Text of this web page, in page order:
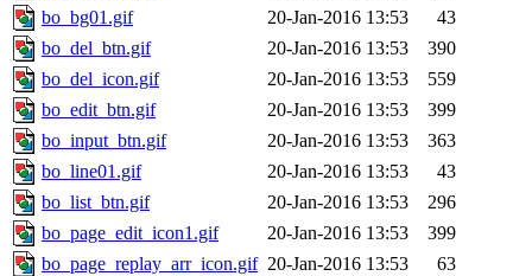
bo_bg01.gif
20-Jan-2016 13:53
43
bo_del_btn.gif
20-Jan-2016 13:53
390
bo_del_icon.gif
20-Jan-2016 13:53
559
bo_edit_btn.gif
20-Jan-2016 13:53
399
bo_input_btn.gif
20-Jan-2016 13:53
363
bo_line01.gif
20-Jan-2016 13:53
43
bo_list_btn.gif
20-Jan-2016 13:53
296
bo_page_edit_icon1.gif
20-Jan-2016 13:53
399
bo_page_replay_arr_icon.gif 20-Jan-2016 13:53
63